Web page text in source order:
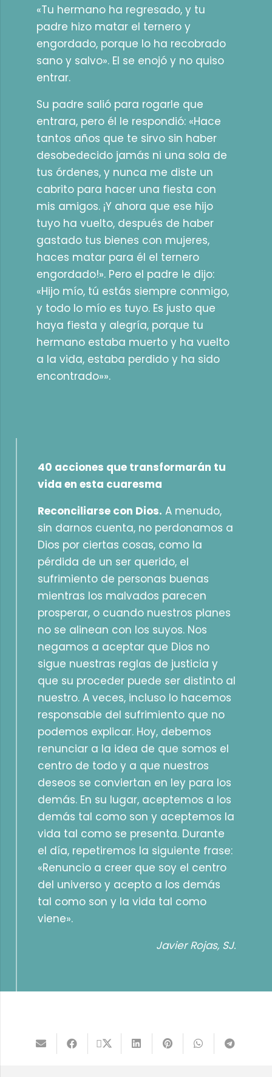
«Tu hermano ha regresado, y tu
padre hizo matar el ternero y
engordado, porque lo ha recobrado
sano y salvo». El se enojó y no quiso
entrar.
Su padre salió para rogarle que
entrara, pero él le respondió: «Hace
tantos años que te sirvo sin haber
desobedecido jamás ni una sola de
tus órdenes, y nunca me diste un
cabrito para hacer una fiesta con
mis amigos. ¡Y ahora que ese hijo
tuyo ha vuelto, después de haber
gastado tus bienes con mujeres,
haces matar para él el ternero
engordado!». Pero el padre le dijo:
«Hijo mío, tú estás siempre conmigo,
y todo lo mío es tuyo. Es justo que
haya fiesta y alegría, porque tu
hermano estaba muerto y ha vuelto
a la vida, estaba perdido y ha sido
encontrado»».
40 acciones que transformarán tu
vida en esta cuaresma
Reconciliarse con Dios. A menudo,
sin darnos cuenta, no perdonamos a
Dios por ciertas cosas, como la
pérdida de un ser querido, el
sufrimiento de personas buenas
mientras los malvados parecen
prosperar, o cuando nuestros planes
no se alinean con los suyos. Nos
negamos a aceptar que Dios no
sigue nuestras reglas de justicia y
que su proceder puede ser distinto al
nuestro. A veces, incluso lo hacemos
responsable del sufrimiento que no
podemos explicar. Hoy, debemos
renunciar a la idea de que somos el
centro de todo y a que nuestros
deseos se conviertan en ley para los
demás. En su lugar, aceptemos a los
demás tal como son y aceptemos la
vida tal como se presenta. Durante
el día, repetiremos la siguiente frase:
«Renuncio a creer que soy el centro
del universo y acepto a los demás
tal como son y la vida tal como
viene».
Javier Rojas, SJ.